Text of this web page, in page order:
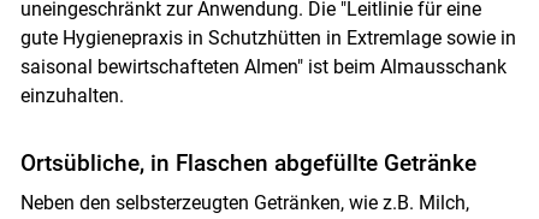
uneingeschränkt zur Anwendung. Die "Leitlinie für eine
gute Hygienepraxis in Schutzhütten in Extremlage sowie in
saisonal bewirtschafteten Almen" ist beim Almausschank
einzuhalten.
Ortsübliche, in Flaschen abgefüllte Getränke
Neben den selbsterzeugten Getränken, wie z.B. Milch,